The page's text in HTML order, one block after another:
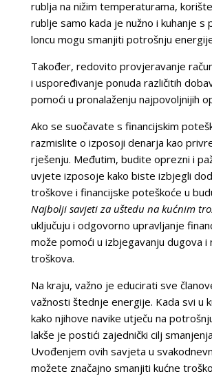
rublja na nižim temperaturama,
rublje samo kada je nužno i kuhanje s
loncu mogu smanjiti potrošnju
Također, redovito provjeravanje
i uspoređivanje ponuda različitih
pomoći u pronalaženju najpovoljnijih
Ako se suočavate s financijskim
razmislite o izposoji denarja kao
rješenju. Međutim, budite oprezni i
uvjete izposoje kako biste izbjegli
troškove i financijske poteškoće u
Najbolji savjeti za uštedu na kućnim
uključuju i odgovorno upravljanje
može pomoći u izbjegavanju dugova i
troškova.
Na kraju, važno je educirati sve
važnosti štednje energije. Kada svi u
kako njihove navike utječu na
lakše je postići zajednički cilj
Uvođenjem ovih savjeta u
možete značajno smanjiti kućne